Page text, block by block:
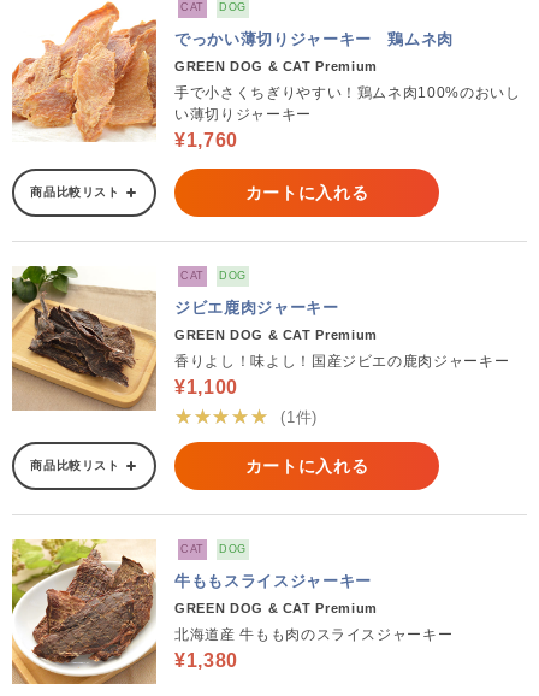
CAT DOG
でっかい薄切りジャーキー 鶏ムネ肉
GREEN DOG & CAT Premium
手で小さくちぎりやすい！鶏ムネ肉100%のおいし
い薄切りジャーキー
¥1,760
商品比較リスト カートに入れる
CAT DOG
ジビエ鹿肉ジャーキー
GREEN DOG & CAT Premium
香りよし！味よし！国産ジビエの鹿肉ジャーキー
¥1,100
★★★★★
(1件)
商品比較リスト カートに入れる
CAT DOG
牛ももスライスジャーキー
GREEN DOG & CAT Premium
北海道産 牛もも肉のスライスジャーキー
¥1,380